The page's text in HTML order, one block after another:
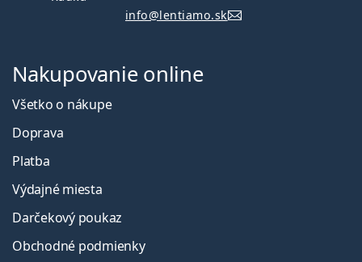
info@lentiamo.sk
Nakupovanie online
Všetko o nákupe
Doprava
Platba
Výdajné miesta
Darčekový poukaz
Obchodné podmienky